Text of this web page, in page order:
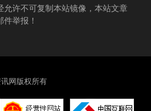
允许不可复制本站镜像，本站文章
举报！
网版权所有